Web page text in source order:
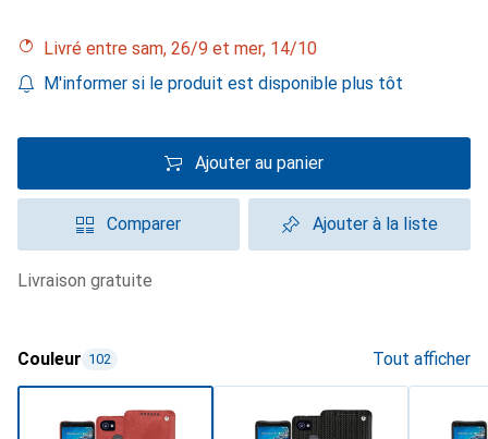
Livré entre sam, 26/9 et mer, 14/10
M'informer si le produit est disponible plus tôt
Ajouter au panier
Comparer Ajouter à la liste
livraison gratuite
Couleur 102 Tout afficher